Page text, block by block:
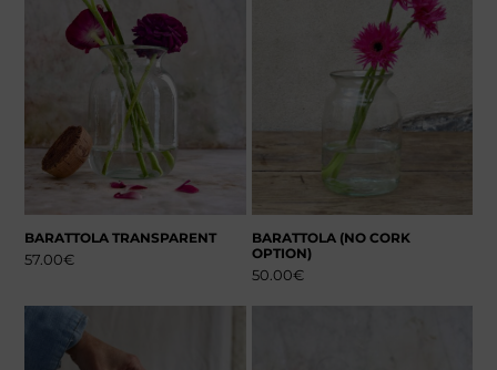
BARATTOLA TRANSPARENT
57.00€
BARATTOLA (NO CORK
OPTION)
50.00€